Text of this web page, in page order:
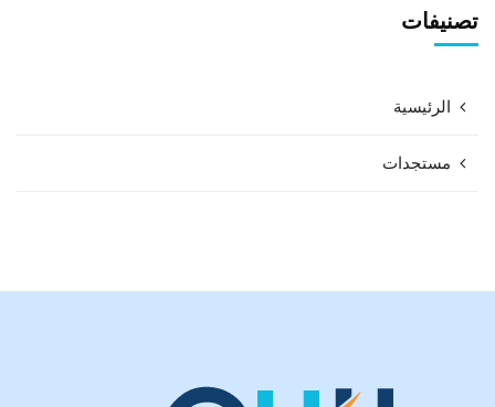
تصنيفات
الرئيسية
مستجدات